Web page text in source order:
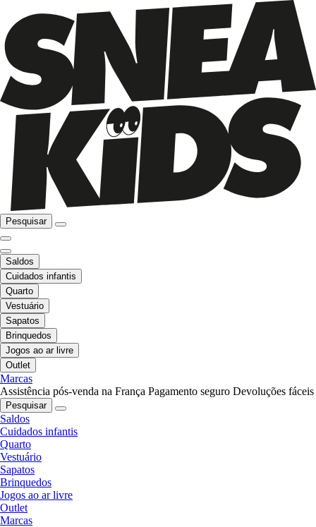
Pesquisar
Saldos
Cuidados infantis
Quarto
Vestuário
Sapatos
Brinquedos
Jogos ao ar livre
Outlet
Marcas
Assistência pós-venda na França Pagamento seguro Devoluções fáceis
Pesquisar
Saldos
Cuidados infantis
Quarto
Vestuário
Sapatos
Brinquedos
Jogos ao ar livre
Outlet
Marcas